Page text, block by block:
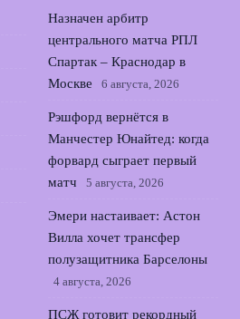
Назначен арбитр
центрального матча РПЛ
Спартак – Краснодар в
Москве
6 августа, 2026
Рэшфорд вернётся в
Манчестер Юнайтед: когда
форвард сыграет первый
матч
5 августа, 2026
Эмери настаивает: Астон
Вилла хочет трансфер
полузащитника Барселоны
4 августа, 2026
ПСЖ готовит рекордный